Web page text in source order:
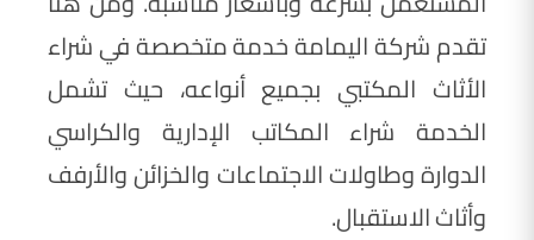
تقدم شركة اليمامة خدمة متخصصة في شراء
الأثاث المكتبي بجميع أنواعه، حيث تشمل
الخدمة شراء المكاتب الإدارية والكراسي
الدوارة وطاولات الاجتماعات والخزائن والأرفف
وأثاث الاستقبال.